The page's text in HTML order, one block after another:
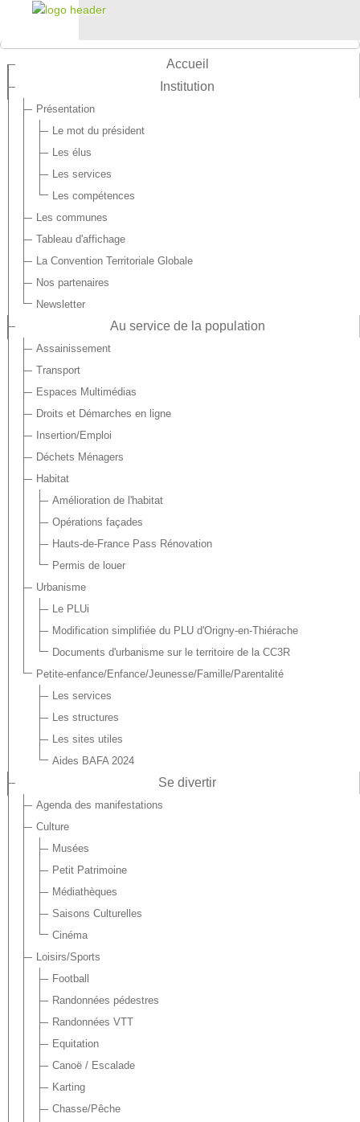
Accueil
Institution
Présentation
Le mot du président
Les élus
Les services
Les compétences
Les communes
Tableau d'affichage
La Convention Territoriale Globale
Nos partenaires
Newsletter
Au service de la population
Assainissement
Transport
Espaces Multimédias
Droits et Démarches en ligne
Insertion/Emploi
Déchets Ménagers
Habitat
Amélioration de l'habitat
Opérations façades
Hauts-de-France Pass Rénovation
Permis de louer
Urbanisme
Le PLUi
Modification simplifiée du PLU d'Origny-en-Thiérache
Documents d'urbanisme sur le territoire de la CC3R
Petite-enfance/Enfance/Jeunesse/Famille/Parentalité
Les services
Les structures
Les sites utiles
Aides BAFA 2024
Se divertir
Agenda des manifestations
Culture
Musées
Petit Patrimoine
Médiathèques
Saisons Culturelles
Cinéma
Loisirs/Sports
Football
Randonnées pédestres
Randonnées VTT
Equitation
Canoë / Escalade
Karting
Chasse/Pêche